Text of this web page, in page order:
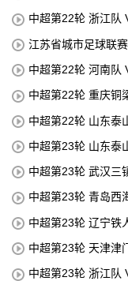
中超第22轮 浙江队
江苏省城市足球联
中超第22轮 河南队
中超第22轮 重庆铜
中超第22轮 山东泰
中超第23轮 山东泰
中超第23轮 武汉三
中超第23轮 青岛西
中超第23轮 辽宁铁
中超第23轮 天津津
中超第23轮 浙江队